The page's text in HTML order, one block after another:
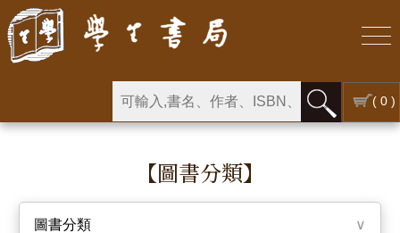
( 0 )
【圖書分類】
圖書分類 ∨